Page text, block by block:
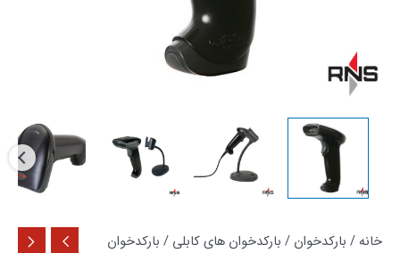
خانه / بارکدخوان / بارکدخوان های کابلی / بارکدخوان